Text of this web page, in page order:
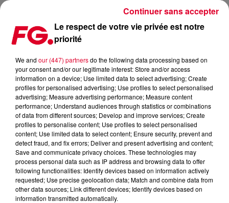
MISS U CHARLIE INVITÉE D'ANTOINE BADUEL CE SOIR !
Publié : 29 octobre 2025 à 11h35
Le respect de votre vie privée est notre
priorité
We and our (447) partnersdo the following data processing based on
your consent and/or our legitimate interest: Store and/or access
information on a device; Use limited data to select advertising; Create
profiles for personalised advertising; Use profiles to select personalised
advertising; Measure advertising performance; Measure content
performance; Understand audiences through statistics or combinations
of data from different sources; Develop and improve services; Create
profiles to personalise content; Use profiles to select personalised
content; Use limited data to select content; Ensure security, prevent and
detect fraud, and fix errors; Deliver and present advertising and content;
Save and communicate privacy choices. These technologies may
process personal data such as IP address and browsing data to offer
following functionalities: Identify devices based on information actively
requested; Use precise geolocation data; Match and combine data from
other data sources; Link different devices; Identify devices based on
information transmitted automatically.
Continuer sans accepter